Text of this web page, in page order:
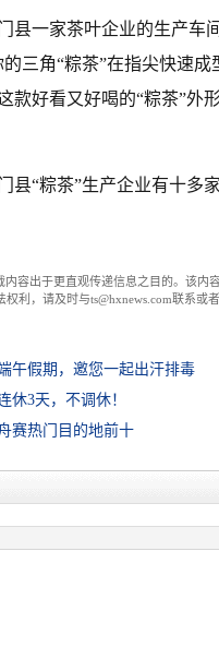
县一家茶叶企业的生产车
三角“粽茶”在指尖快速
款好看又好喝的“粽茶”外
县“粽茶”生产企业有十多
内容出于更直观传递信息之目的。该内
利，请及时与ts@hxnews.com联系或
午假期，邀您一起出汗排毒
休3天，不调休！
赛热门目的地前十